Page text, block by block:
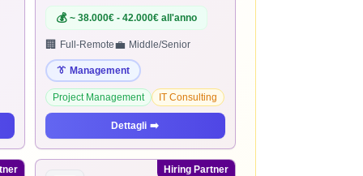
💰 ~ 38.000€ - 42.000€ all'anno
🏢 Full-Remote💼 Middle/Senior
👔 Management
Project Management IT Consulting
Dettagli ➡️
Hiring Partner